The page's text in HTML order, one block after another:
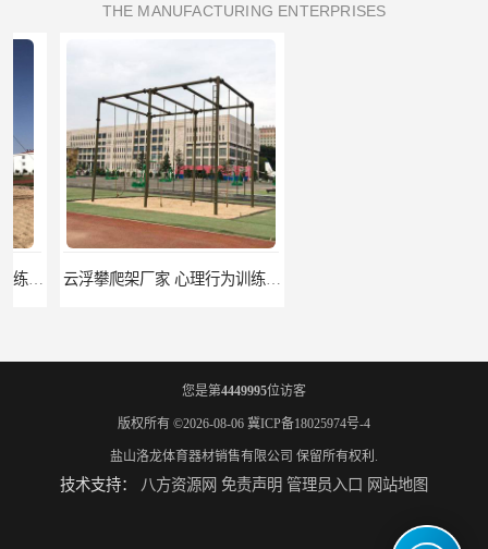
THE MANUFACTURING ENTERPRISES
云浮攀爬架厂家 心理行为训练器材 质量保证
您是第4449995位访客
版权所有 ©2026-08-06 冀ICP备18025974号-4
盐山洛龙体育器材销售有限公司 保留所有权利.
技术支持： 八方资源网 免责声明 管理员入口 网站地图